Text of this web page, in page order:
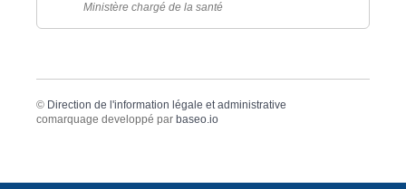
Ministère chargé de la santé
© Direction de l'information légale et administrative
comarquage developpé par baseo.io